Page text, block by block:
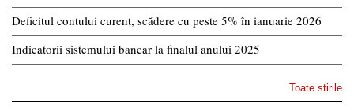
Deficitul contului curent, scădere cu peste 5% în ianuarie 2026
Indicatorii sistemului bancar la finalul anului 2025
Toate stirile